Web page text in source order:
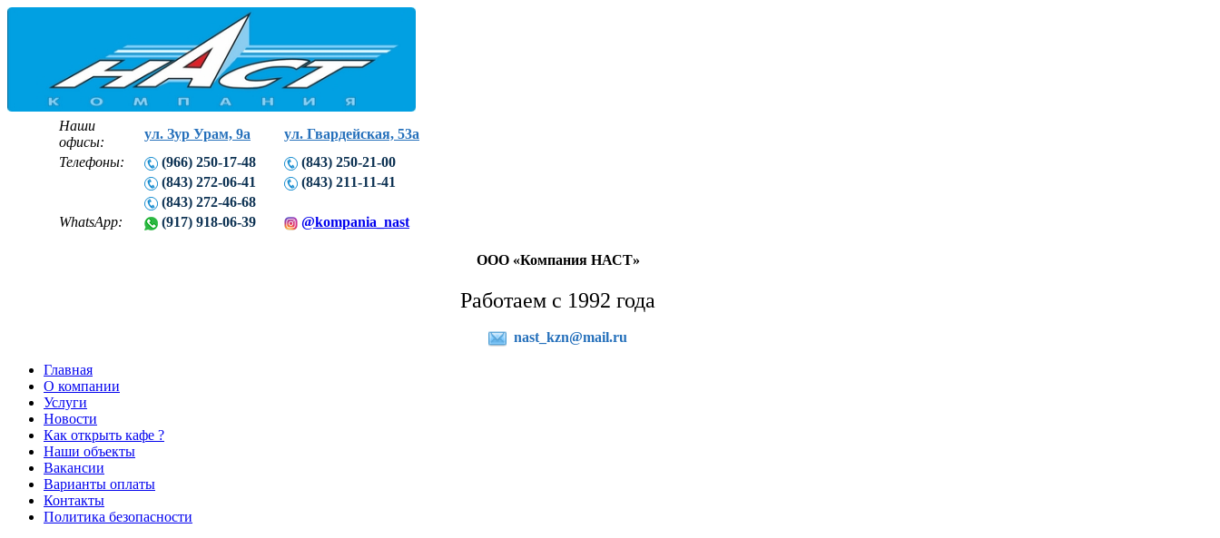
Наши
офисы:
ул. Зур Урам, 9а
ул. Гвардейская, 53а
Телефоны:
(966) 250-17-48
(843) 250-21-00
(843) 272-06-41
(843) 211-11-41
(843) 272-46-68
WhatsApp:
(917) 918-06-39 @kompania_nast
ООО «Компания НАСТ»
Работаем с 1992 года
nast_kzn@mail.ru
Главная
О компании
Услуги
Новости
Как открыть кафе ?
Наши объекты
Вакансии
Варианты оплаты
Контакты
Политика безопасности